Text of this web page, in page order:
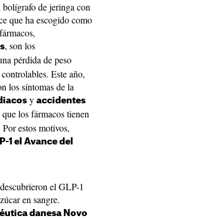
de jeringa con
que ha escogido como
, son los
pérdida de peso
Este año,
los síntomas de la
y accidentes
los fármacos tienen
estos motivos,
1 el Avance del
el GLP-1
en sangre.
danesa Novo